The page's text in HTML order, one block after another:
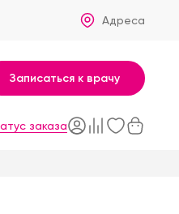
Адреса
Записаться к врачу
заказа